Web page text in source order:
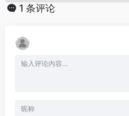
1 条评论